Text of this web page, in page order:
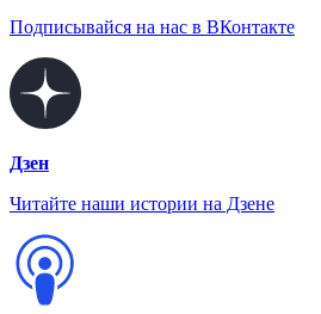
Подписывайся на нас в ВКонтакте
Дзен
Читайте наши истории на Дзене